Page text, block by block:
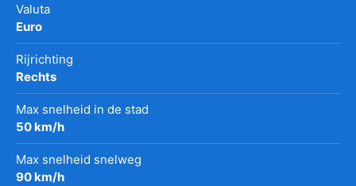
Valuta
Euro
Rijrichting
Rechts
Max snelheid in de stad
50 km/h
Max snelheid snelweg
90 km/h